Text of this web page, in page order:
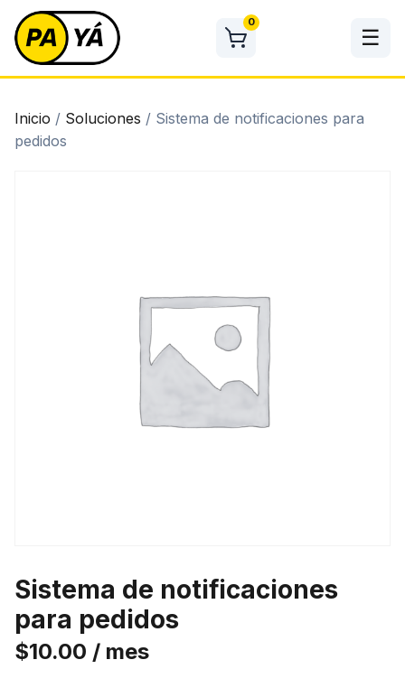
Skip
content
☰
0
Inicio / Soluciones / Sistema de notificaciones para
pedidos
Sistema de notificaciones
para pedidos
$10.00 / mes